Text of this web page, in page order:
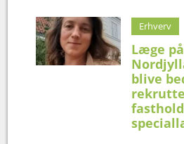
Erhverv
Læge
blive